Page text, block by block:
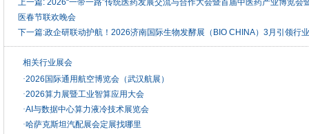
上一篇: 2026“一带一路”传统医药发展交流与合作大会暨首届中医药产业博览会
医春节联欢晚会
下一篇:政企研联动护航！2026济南国际生物发酵展（BIO CHINA）3月引领行
相关行业展会
·2026国际通用航空博览会（武汉航展）
·2026算力展暨工业智算应用大会
·AI与数据中心算力液冷技术展览会
·哈萨克斯坦汽配展会定展找哪里